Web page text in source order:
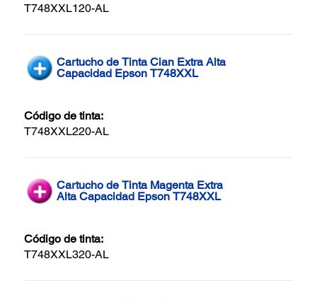
T748XXL120-AL
Cartucho de Tinta Cian Extra Alta
Capacidad Epson T748XXL
Código de tinta:
T748XXL220-AL
Cartucho de Tinta Magenta Extra
Alta Capacidad Epson T748XXL
Código de tinta:
T748XXL320-AL